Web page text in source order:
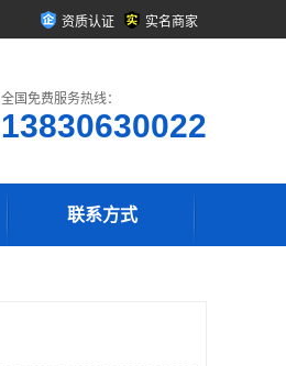
资质认证 实名商家
全国免费服务热线：
13830630022
联系方式